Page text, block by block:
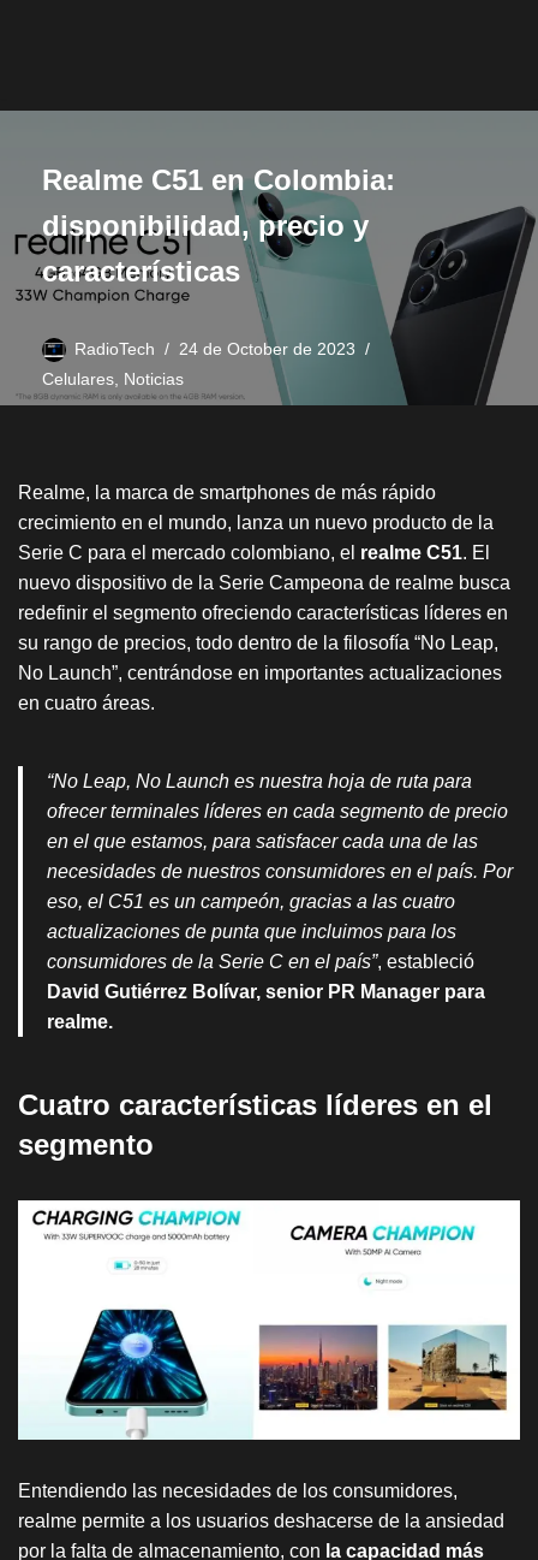
Realme C51 en Colombia:
disponibilidad, precio y
características
RadioTech
24 de October de 2023
Celulares, Noticias
Realme, la marca de smartphones de más rápido
crecimiento en el mundo, lanza un nuevo producto de la
Serie C para el mercado colombiano, el realme C51. El
nuevo dispositivo de la Serie Campeona de realme busca
redefinir el segmento ofreciendo características líderes en
su rango de precios, todo dentro de la filosofía “No Leap,
No Launch”, centrándose en importantes actualizaciones
en cuatro áreas.
“No Leap, No Launch es nuestra hoja de ruta para
ofrecer terminales líderes en cada segmento de precio
en el que estamos, para satisfacer cada una de las
necesidades de nuestros consumidores en el país. Por
eso, el C51 es un campeón, gracias a las cuatro
actualizaciones de punta que incluimos para los
consumidores de la Serie C en el país”, estableció
David Gutiérrez Bolívar, senior PR Manager para
realme.
Cuatro características líderes en el
segmento
Entendiendo las necesidades de los consumidores,
realme permite a los usuarios deshacerse de la ansiedad
por la falta de almacenamiento, con la capacidad más